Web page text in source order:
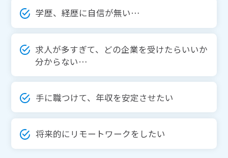
学歴、経歴に自信が無い…
求人が多すぎて、どの企業を受けたらいいか
分からない…
手に職つけて、年収を安定させたい
将来的にリモートワークをしたい